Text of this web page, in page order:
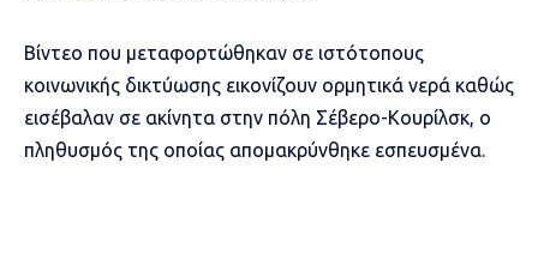
Βίντεο που μεταφορτώθηκαν σε ιστότοπους
κοινωνικής δικτύωσης εικονίζουν ορμητικά νερά καθώς
εισέβαλαν σε ακίνητα στην πόλη Σέβερο-Κουρίλσκ, ο
πληθυσμός της οποίας απομακρύνθηκε εσπευσμένα.